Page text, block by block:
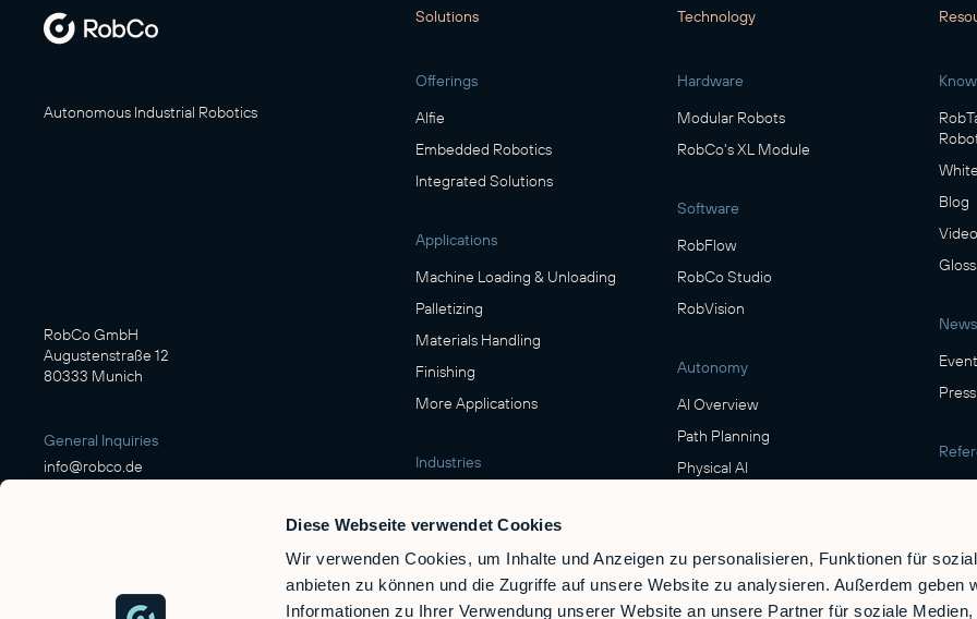
Diese Webseite verwendet Cookies
Wir verwenden Cookies, um Inhalte und Anzeigen zu personalisieren, Funktionen für
anbieten zu können und die Zugriffe auf unsere Website zu analysieren. Außerdem geben
Informationen zu Ihrer Verwendung unserer Website an unsere Partner für soziale Medien,
Autonomous Industrial Robotics
RobCo GmbH
Augustenstraße 12
80333 Munich
General Inquiries
info@robco.de
Solutions
Offerings
Alfie
Embedded Robotics
Integrated Solutions
Applications
Machine Loading & Unloading
Palletizing
Materials Handling
Finishing
More Applications
Industries
Food & Beverage
Logistics
Automotive
Technology
Hardware
Modular Robots
RobCo's XL Module
Software
RobFlow
RobCo Studio
RobVision
Autonomy
AI Overview
Path Planning
Physical AI
Safety & Compliance
Blog
News